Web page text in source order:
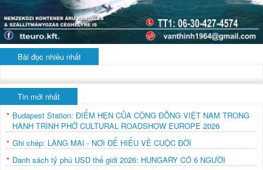
Bài đọc nhiều nhất
Tin mới nhất
Budapest Station: ĐIỂM HẸN CỦA CỘNG ĐỒNG VIỆT NAM TRONG
HÀNH TRÌNH PHỞ CULTURAL ROADSHOW EUROPE 2026
Ghi chép: LÀNG MAI - NƠI ĐỂ HIỂU VỀ CUỘC ĐỜI
Danh sách tỷ phú USD thế giới 2026: HUNGARY CÓ 6 NGƯỜI